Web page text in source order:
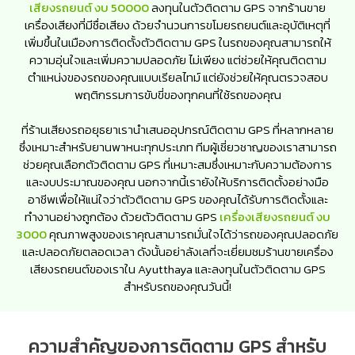
เสียงรถยนต์ งบ 50000ลงทุนในตัวติดตาม GPS จากร้านขาย
เครื่องเสียงที่มีชื่อเสียง ด้วยจำนวนการขโมยรถยนต์และอุบัติเหตุที่
เพิ่มขึ้นในเมืองการติดตั้งตัวติดตาม GPS ในรถของคุณสามารถให้
ความอุ่นใจและเพิ่มความปลอดภัย ไม่เพียง แต่ช่วยให้คุณติดตาม
ตำแหน่งของรถของคุณแบบเรียลไทม์ แต่ยังช่วยให้คุณตรวจสอบ
พฤติกรรมการขับขี่ของทุกคนที่ใช้รถของคุณ
ที่ร้านเสียงรถอยุธยาเรานำเสนออุปกรณ์ติดตาม GPS ที่หลากหลาย
ซึ่งเหมาะสำหรับยานพาหนะทุกประเภท ทีมผู้เชี่ยวชาญของเราสามารถ
ช่วยคุณเลือกตัวติดตาม GPS ที่เหมาะสมซึ่งเหมาะกับความต้องการ
และงบประมาณของคุณ นอกจากนี้เรายังให้บริการติดตั้งอย่างมือ
อาชีพเพื่อให้แน่ใจว่าตัวติดตาม GPS ของคุณได้รับการติดตั้งและ
ทำงานอย่างถูกต้อง ด้วยตัวติดตาม GPS เครื่องเสียงรถยนต์ งบ
3000คุณภาพสูงของเราคุณสามารถมั่นใจได้ว่ารถของคุณปลอดภัย
และปลอดภัยตลอดเวลา ดังนั้นอย่าลังเลที่จะเยี่ยมชมร้านขายเครื่อง
เสียงรถยนต์ของเราใน Ayutthaya และลงทุนในตัวติดตาม GPS
สำหรับรถของคุณวันนี้!
ความสำคัญของการติดตาม GPS สำหรับ